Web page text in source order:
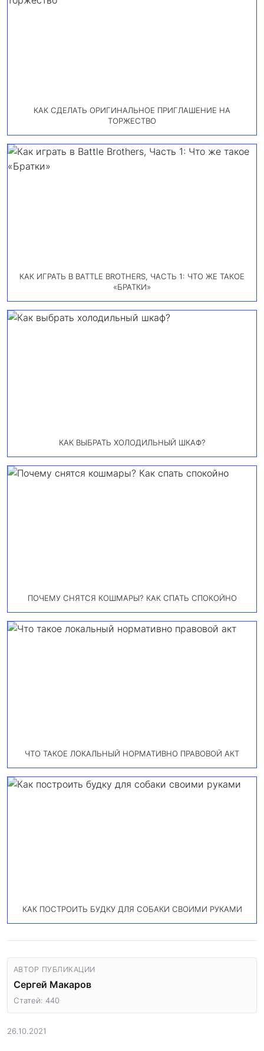
КАК СДЕЛАТЬ ОРИГИНАЛЬНОЕ ПРИГЛАШЕНИЕ НА
ТОРЖЕСТВО
КАК ИГРАТЬ В BATTLE BROTHERS, ЧАСТЬ 1: ЧТО ЖЕ ТАКОЕ
«БРАТКИ»
КАК ВЫБРАТЬ ХОЛОДИЛЬНЫЙ ШКАФ?
ПОЧЕМУ СНЯТСЯ КОШМАРЫ? КАК СПАТЬ СПОКОЙНО
ЧТО ТАКОЕ ЛОКАЛЬНЫЙ НОРМАТИВНО ПРАВОВОЙ АКТ
КАК ПОСТРОИТЬ БУДКУ ДЛЯ СОБАКИ СВОИМИ РУКАМИ
АВТОР ПУБЛИКАЦИИ
Сергей Макаров
Статей: 440
26.10.2021